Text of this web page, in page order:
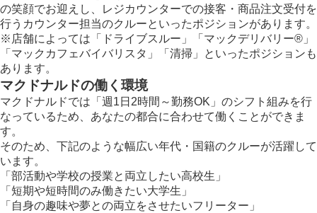
の笑顔でお迎えし、レジカウンターでの接客・商品注文受付を
行うカウンター担当のクルーといったポジションがあります。
※店舗によっては「ドライブスルー」「マックデリバリー®︎」
「マックカフェバイバリスタ」「清掃」といったポジションも
あります。
マクドナルドの働く環境
マクドナルドでは「週1日2時間～勤務OK」のシフト組みを行
なっているため、あなたの都合に合わせて働くことができま
す。
そのため、下記のような幅広い年代・国籍のクルーが活躍して
います。
「部活動や学校の授業と両立したい高校生」
「短期や短時間のみ働きたい大学生」
「自身の趣味や夢との両立をさせたいフリーター」